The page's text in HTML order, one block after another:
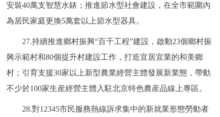
安裝40萬支智慧水錶；推進節水型社會建設，在全市範圍內
為居民家庭更換5萬套以上節水型器具。
27.持續推進鄉村振興“百千工程”建設，啟動23個鄉村振
興示範村和80個提升村建設工作，打造宜居宜業的和美鄉
村；引育支援30家以上新型農業經營主體發展新業態，帶動
不少於100家生産經營主體入駐北京特色農産品線上專區。
28.對12345市民服務熱線訴求集中的新就業形態勞動者